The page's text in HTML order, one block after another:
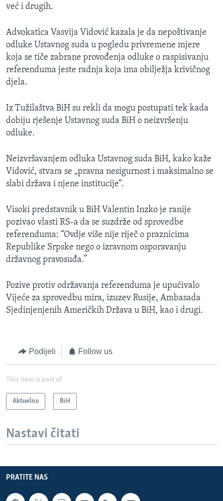
već i drugih.
Advokatica Vasvija Vidović kazala je da nepoštivanje
odluke Ustavnog suda u pogledu privremene mjere
koja se tiče zabrane provođenja odluke o raspisivanju
referenduma jeste radnja koja ima obilježja krivičnog
djela.
Iz Tužilaštva BiH su rekli da mogu postupati tek kada
dobiju rješenje Ustavnog suda BiH o neizvršenju
odluke.
Neizvršavanjem odluka Ustavnog suda BiH, kako kaže
Vidović, stvara se „pravna nesigurnost i maksimalno se
slabi država i njene institucije“.
Visoki predstavnik u BiH Valentin Inzko je ranije
pozivao vlasti RS-a da se suzdrže od sprovedbe
referenduma: “Ovdje više nije riječ o praznicima
Republike Srpske nego o izravnom osporavanju
državnog pravosuđa.”
Pozive protiv održavanja referenduma je upućivalo
Vijeće za sprovedbu mira, izuzev Rusije, Ambasada
Sjedinjenjenih Američkih Država u BiH, kao i drugi.
Podijeli Follow us
This item is part of
Aktuelno BiH
Nastavi čitati
PRATITE NAS